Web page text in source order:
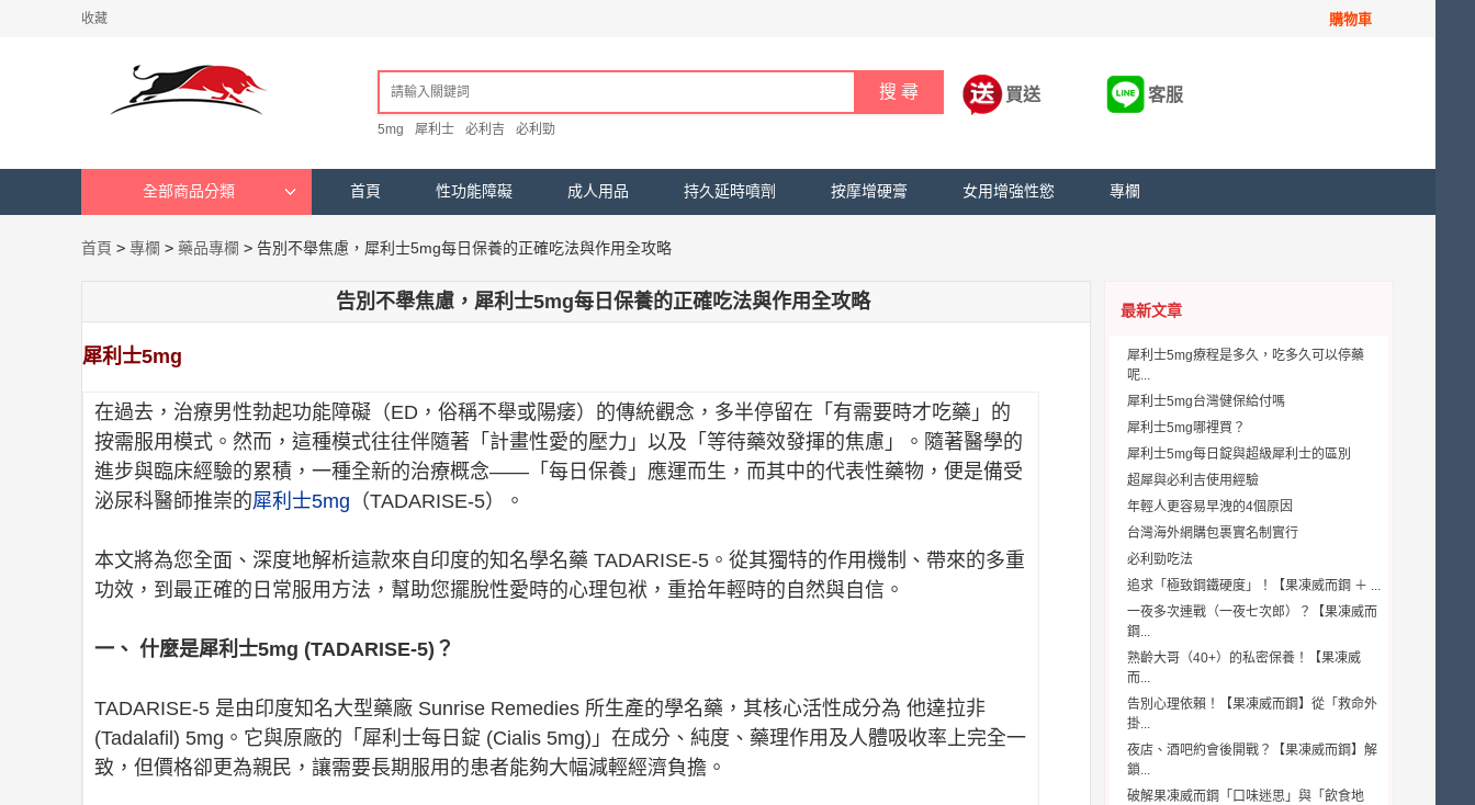
收藏 購物車
5mg 犀利士 必利吉 必利勁
買送 客服
全部商品分類 首頁 性功能障礙 成人用品 持久延時噴劑 按摩增硬膏 女用增強性慾 專欄
首頁 > 專欄 > 藥品專欄 > 告別不舉焦慮，犀利士5mg每日保養的正確吃法與作用全攻略
告別不舉焦慮，犀利士5mg每日保養的正確吃法與作用全攻略
犀利士5mg
在過去，治療男性勃起功能障礙（ED，俗稱不舉或陽痿）的傳統觀念，多半停留在「有需要時才吃藥」的
按需服用模式。然而，這種模式往往伴隨著「計畫性愛的壓力」以及「等待藥效發揮的焦慮」。隨著醫學的
進步與臨床經驗的累積，一種全新的治療概念——「每日保養」應運而生，而其中的代表性藥物，便是備受
泌尿科醫師推崇的犀利士5mg （TADARISE-5）。
本文將為您全面、深度地解析這款來自印度的知名學名藥 TADARISE-5。從其獨特的作用機制、帶來的多重
功效，到最正確的日常服用方法，幫助您擺脫性愛時的心理包袱，重拾年輕時的自然與自信。
一、 什麼是犀利士5mg (TADARISE-5)？
TADARISE-5 是由印度知名大型藥廠 Sunrise Remedies 所生產的學名藥，其核心活性成分為 他達拉非
(Tadalafil) 5mg。它與原廠的「犀利士每日錠 (Cialis 5mg)」在成分、純度、藥理作用及人體吸收率上完全一
致，但價格卻更為親民，讓需要長期服用的患者能夠大幅減輕經濟負擔。
最新文章
犀利士5mg療程是多久，吃多久可以停藥
呢...
犀利士5mg台灣健保給付嗎
犀利士5mg哪裡買？
犀利士5mg每日錠與超級犀利士的區別
超犀與必利吉使用經驗
年輕人更容易早洩的4個原因
台灣海外網購包裹實名制實行
必利勁吃法
追求「極致鋼鐵硬度」！【果凍威而鋼 ＋ ...
一夜多次連戰（一夜七次郎）？【果凍威而
鋼...
熟齡大哥（40+）的私密保養！【果凍威
而...
告別心理依賴！【果凍威而鋼】從「救命外
掛...
夜店、酒吧約會後開戰？【果凍威而鋼】解
鎖...
破解果凍威而鋼「口味迷思」與「飲食地